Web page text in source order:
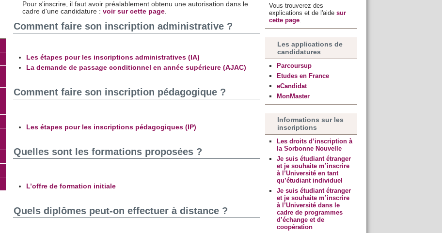
Pour s'inscrire, il faut avoir préalablement obtenu une autorisation dans le
cadre d'une candidature : voir sur cette page.
Comment faire son inscription administrative ?
Les étapes pour les inscriptions administratives (IA)
La demande de passage conditionnel en année supérieure (AJAC)
Comment faire son inscription pédagogique ?
Les étapes pour les inscriptions pédagogiques (IP)
Quelles sont les formations proposées ?
L’offre de formation initiale
Quels diplômes peut-on effectuer à distance ?
Vous trouverez des
explications et de l'aide sur
cette page.
Les applications de
candidatures
Parcoursup
Etudes en France
eCandidat
MonMaster
Informations sur les
inscriptions
Les droits d’inscription à
la Sorbonne Nouvelle
Je suis étudiant étranger
et je souhaite m’inscrire
à l’Université en tant
qu’étudiant individuel
Je suis étudiant étranger
et je souhaite m’inscrire
à l’Université dans le
cadre de programmes
d’échange et de
coopération